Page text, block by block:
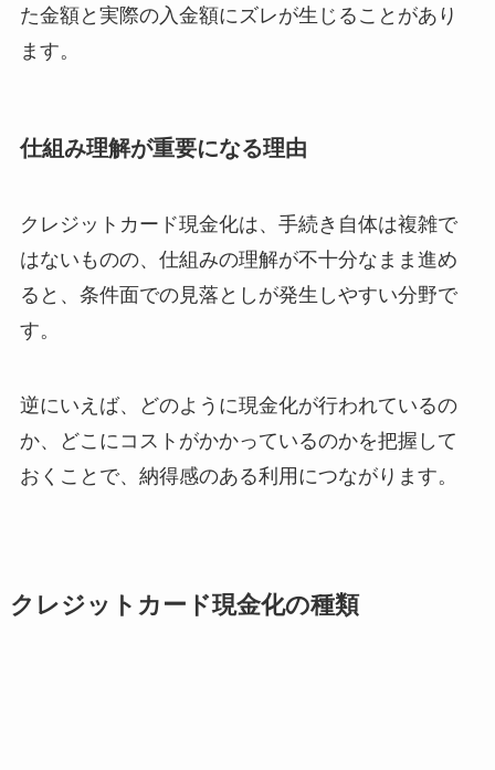
た金額と実際の入金額にズレが生じることがあり
ます。
仕組み理解が重要になる理由
クレジットカード現金化は、手続き自体は複雑で
はないものの、仕組みの理解が不十分なまま進め
ると、条件面での見落としが発生しやすい分野で
す。
逆にいえば、どのように現金化が行われているの
か、どこにコストがかかっているのかを把握して
おくことで、納得感のある利用につながります。
クレジットカード現金化の種類